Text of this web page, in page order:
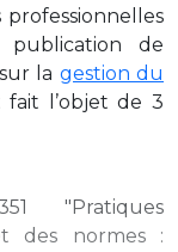
de
la gestion du
fait l’objet de 3
"Pratiques
des normes :